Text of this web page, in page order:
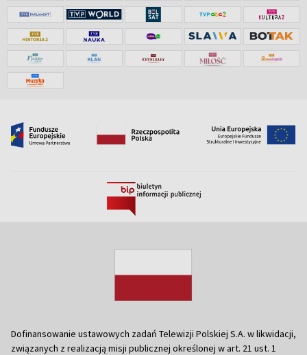
Dofinansowanie ustawowych zadań Telewizji Polskiej S.A. w likwidacji,
związanych z realizacją misji publicznej określonej w art. 21 ust. 1